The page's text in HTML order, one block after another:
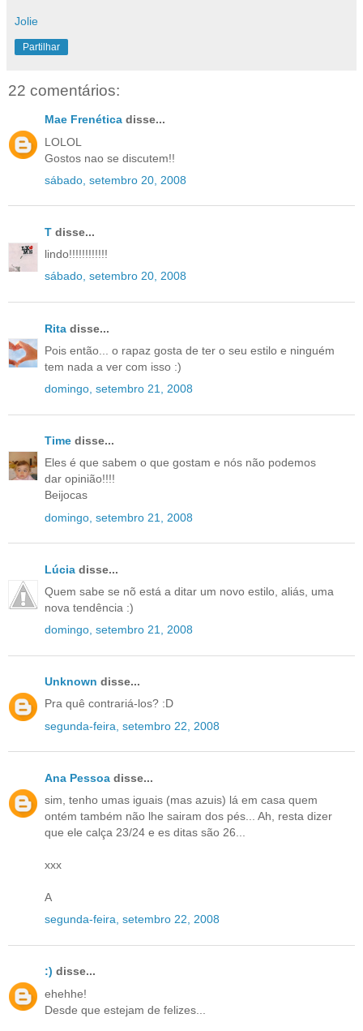
Jolie
Partilhar
22 comentários:
Mae Frenética disse...
LOLOL
Gostos nao se discutem!!
sábado, setembro 20, 2008
T disse...
lindo!!!!!!!!!!!!
sábado, setembro 20, 2008
Rita disse...
Pois então... o rapaz gosta de ter o seu estilo e ninguém
tem nada a ver com isso :)
domingo, setembro 21, 2008
Time disse...
Eles é que sabem o que gostam e nós não podemos
dar opinião!!!!
Beijocas
domingo, setembro 21, 2008
Lúcia disse...
Quem sabe se nõ está a ditar um novo estilo, aliás, uma
nova tendência :)
domingo, setembro 21, 2008
Unknown disse...
Pra quê contrariá-los? :D
segunda-feira, setembro 22, 2008
Ana Pessoa disse...
sim, tenho umas iguais (mas azuis) lá em casa quem
ontém também não lhe sairam dos pés... Ah, resta dizer
que ele calça 23/24 e es ditas são 26...
xxx
A
segunda-feira, setembro 22, 2008
:) disse...
ehehhe!
Desde que estejam de felizes...